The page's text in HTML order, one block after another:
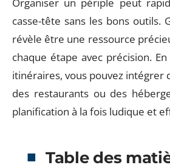
casse-tête sans les bons outils.
révèle être une ressource
chaque étape avec précision.
itinéraires, vous pouvez intégrer
des restaurants ou des
planification à la fois ludique et
Table des